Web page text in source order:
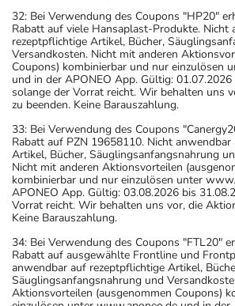
32: Bei Verwendung des Coupons "HP20"
Rabatt auf viele Hansaplast-Produkte. Nicht
rezeptpflichtige Artikel, Bücher,
Versandkosten. Nicht mit anderen
Coupons) kombinierbar und nur einzulösen
und in der APONEO App. Gültig:
solange der Vorrat reicht. Wir behalten uns
zu beenden. Keine Barauszahlung.
33: Bei Verwendung des Coupons
Rabatt auf PZN 19658110. Nicht
Artikel, Bücher, Säuglingsanfangsnahrung
Nicht mit anderen Aktionsvorteilen
kombinierbar und nur einzulösen unter
APONEO App. Gültig: 03.08.2026 bis
Vorrat reicht. Wir behalten uns vor, die
Keine Barauszahlung.
34: Bei Verwendung des Coupons "FTL20"
Rabatt auf ausgewählte Frontline und
anwendbar auf rezeptpflichtige Artikel,
Säuglingsanfangsnahrung und
Aktionsvorteilen (ausgenommen Coupons)